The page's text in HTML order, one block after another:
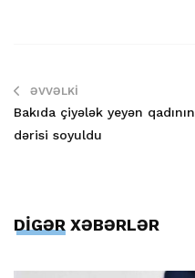
ƏVVƏLKI
Bakıda çiyələk yeyən qadının
dərisi soyuldu
DİGƏR XƏBƏRLƏR